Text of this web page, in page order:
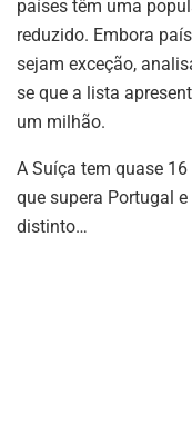
países têm uma
reduzido. Embora
sejam exceção,
se que a lista
um milhão.
A Suíça tem quase
que supera Portugal
distinto…